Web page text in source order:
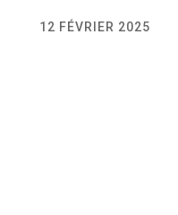
12 FÉVRIER 2025